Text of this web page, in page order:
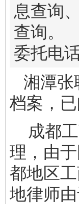
息查询
查询。
委托电
湘潭张
档案，已
成都工
理，由
都地区
地律师